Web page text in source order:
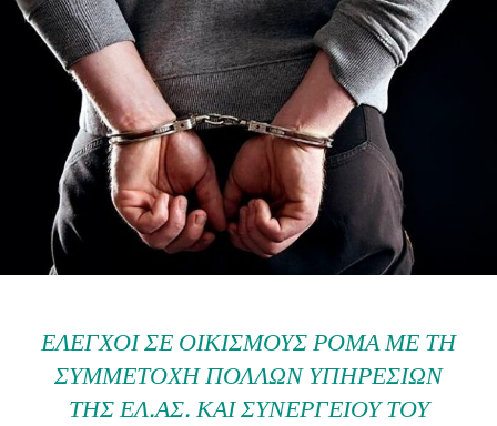
ΈΛΕΓΧΟΙ ΣΕ ΟΙΚΙΣΜΟΎΣ ΡΟΜΆ ΜΕ ΤΗ
ΣΥΜΜΕΤΟΧΉ ΠΟΛΛΏΝ ΥΠΗΡΕΣΙΏΝ
ΤΗΣ ΕΛ.ΑΣ. ΚΑΙ ΣΥΝΕΡΓΕΊΟΥ ΤΟΥ